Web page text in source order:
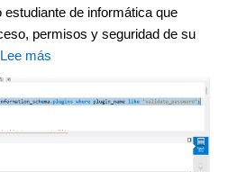
de informática que
permisos y seguridad de su
Lee más